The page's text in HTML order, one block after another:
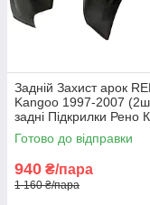
Задній Захист арок
Kangoo 1997-2007
задні Підкрилки Рено
до 2007 пара задніх
Готово до відправки
940 ₴/пара
1 160 ₴/пара